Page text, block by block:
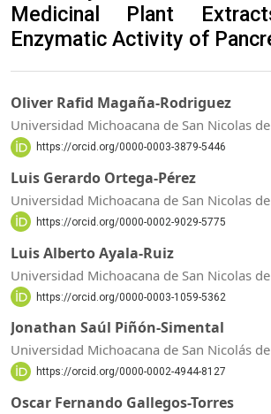
Medicinal Plant
Enzymatic Activity of
Oliver Rafid Magaña-Rodriguez
Universidad Michoacana de San Nicolas
https://orcid.org/0000-0003-3879-5446
Luis Gerardo Ortega-Pérez
Universidad Michoacana de San Nicolas
https://orcid.org/0000-0002-9029-5775
Luis Alberto Ayala-Ruiz
Universidad Michoacana de San Nicolas
https://orcid.org/0000-0003-1059-5362
Jonathan Saúl Piñón-Simental
Universidad Michoacana de San Nicolás
https://orcid.org/0000-0002-4944-8127
Oscar Fernando Gallegos-Torres